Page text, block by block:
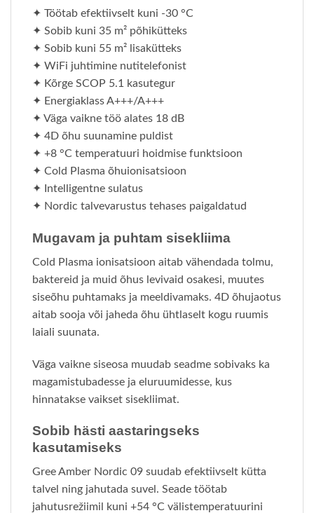
✦ Töötab efektiivselt kuni -30 °C
✦ Sobib kuni 35 m² põhikütteks
✦ Sobib kuni 55 m² lisakütteks
✦ WiFi juhtimine nutitelefonist
✦ Kõrge SCOP 5.1 kasutegur
✦ Energiaklass A+++/A+++
✦ Väga vaikne töö alates 18 dB
✦ 4D õhu suunamine puldist
✦ +8 °C temperatuuri hoidmise funktsioon
✦ Cold Plasma õhuionisatsioon
✦ Intelligentne sulatus
✦ Nordic talvevarustus tehases paigaldatud
Mugavam ja puhtam sisekliima
Cold Plasma ionisatsioon aitab vähendada tolmu,
baktereid ja muid õhus levivaid osakesi, muutes
siseõhu puhtamaks ja meeldivamaks. 4D õhujaotus
aitab sooja või jaheda õhu ühtlaselt kogu ruumis
laiali suunata.
Väga vaikne siseosa muudab seadme sobivaks ka
magamistubadesse ja eluruumidesse, kus
hinnatakse vaikset sisekliimat.
Sobib hästi aastaringseks
kasutamiseks
Gree Amber Nordic 09 suudab efektiivselt kütta
talvel ning jahutada suvel. Seade töötab
jahutusrežiimil kuni +54 °C välistemperatuurini